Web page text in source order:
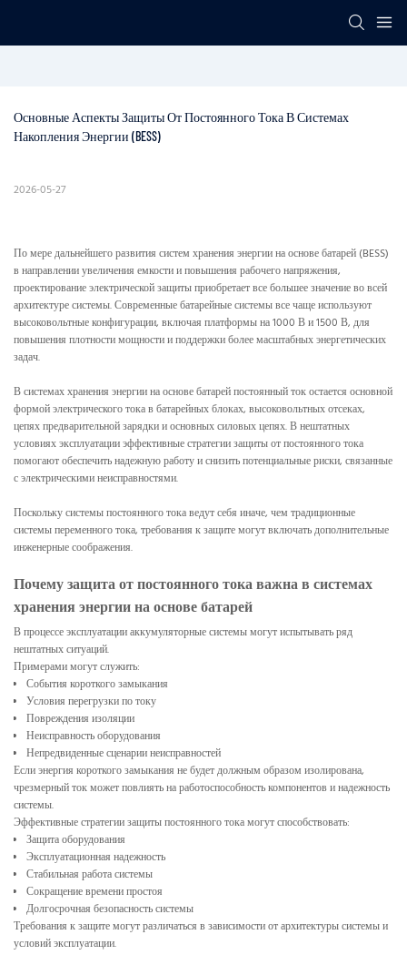
Основные Аспекты Защиты От Постоянного Тока В Системах
Накопления Энергии (BESS)
2026-05-27
По мере дальнейшего развития систем хранения энергии на основе батарей (BESS)
в направлении увеличения емкости и повышения рабочего напряжения,
проектирование электрической защиты приобретает все большее значение во всей
архитектуре системы. Современные батарейные системы все чаще используют
высоковольтные конфигурации, включая платформы на 1000 В и 1500 В, для
повышения плотности мощности и поддержки более масштабных энергетических
задач.
В системах хранения энергии на основе батарей постоянный ток остается основной
формой электрического тока в батарейных блоках, высоковольтных отсеках,
цепях предварительной зарядки и основных силовых цепях. В нештатных
условиях эксплуатации эффективные стратегии защиты от постоянного тока
помогают обеспечить надежную работу и снизить потенциальные риски, связанные
с электрическими неисправностями.
Поскольку системы постоянного тока ведут себя иначе, чем традиционные
системы переменного тока, требования к защите могут включать дополнительные
инженерные соображения.
Почему защита от постоянного тока важна в системах
хранения энергии на основе батарей
В процессе эксплуатации аккумуляторные системы могут испытывать ряд
нештатных ситуаций.
Примерами могут служить:
События короткого замыкания
Условия перегрузки по току
Повреждения изоляции
Неисправность оборудования
Непредвиденные сценарии неисправностей
Если энергия короткого замыкания не будет должным образом изолирована,
чрезмерный ток может повлиять на работоспособность компонентов и надежность
системы.
Эффективные стратегии защиты постоянного тока могут способствовать:
Защита оборудования
Эксплуатационная надежность
Стабильная работа системы
Сокращение времени простоя
Долгосрочная безопасность системы
Требования к защите могут различаться в зависимости от архитектуры системы и
условий эксплуатации.